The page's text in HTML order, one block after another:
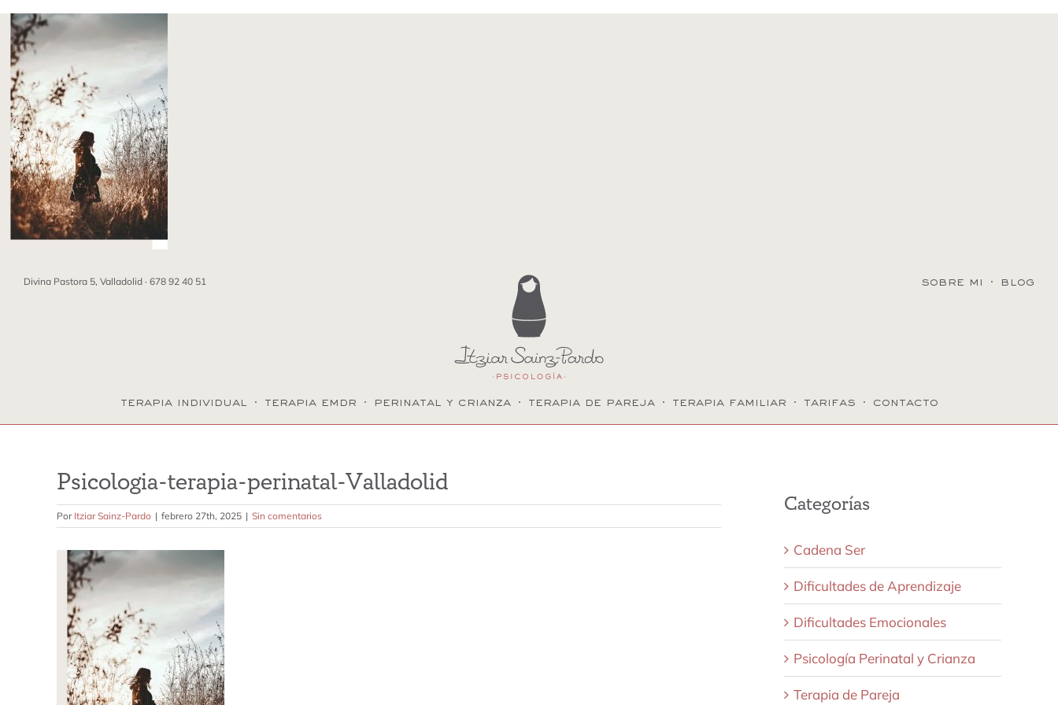
contenido
Divina Pastora 5, Valladolid · 678 92 40 51 sobre mi · blog
terapia individual · terapia emdr · perinatal y crianza · terapia de pareja · terapia familiar · tarifas · contacto
Psicologia-terapia-perinatal-Valladolid
Por Itziar Sainz-Pardo | febrero 27th, 2025 | Sin comentarios Categorías
Cadena Ser
Dificultades de Aprendizaje
Dificultades Emocionales
Psicología Perinatal y Crianza
Terapia de Pareja